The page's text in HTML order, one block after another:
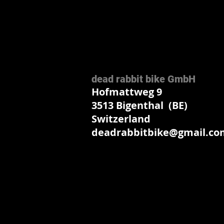
dead rabbit bike GmbH
Hofmattweg 9
3513 Bigenthal (BE)
Switzerland